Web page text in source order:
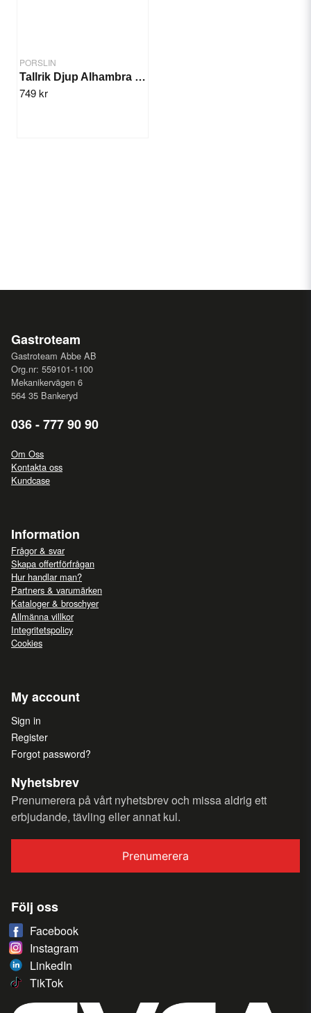
PORSLIN
Tallrik Djup Alhambra 27cm/6st
749 kr
Gastroteam
Gastroteam Abbe AB
Org.nr: 559101-1100
Mekanikervägen 6
564 35 Bankeryd
036 - 777 90 90
Om Oss
Kontakta oss
Kundcase
Information
Frågor & svar
Skapa offertförfrågan
Hur handlar man?
Partners & varumärken
Kataloger & broschyer
Allmänna villkor
Integritetspolicy
Cookies
My account
Sign in
Register
Forgot password?
Nyhetsbrev
Prenumerera på vårt nyhetsbrev och missa aldrig ett
erbjudande, tävling eller annat kul.
Prenumerera
Följ oss
Facebook
Instagram
LinkedIn
TikTok